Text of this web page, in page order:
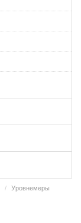
Уровнемеры